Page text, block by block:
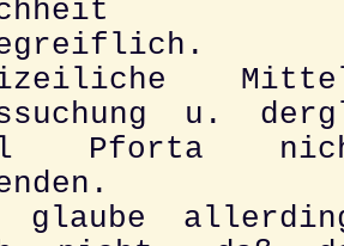
u.
Pforta
glaube